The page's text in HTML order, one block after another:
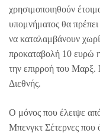
χρησιμοποιηθούν
υπομνήματος θα
να καταλαμβάνουν
προκαταβολή 10 ευρώ η
την επιρροή του
Διεθνής.
Ο μόνος που έλειψε
Μπενγκτ Σέτερνες που